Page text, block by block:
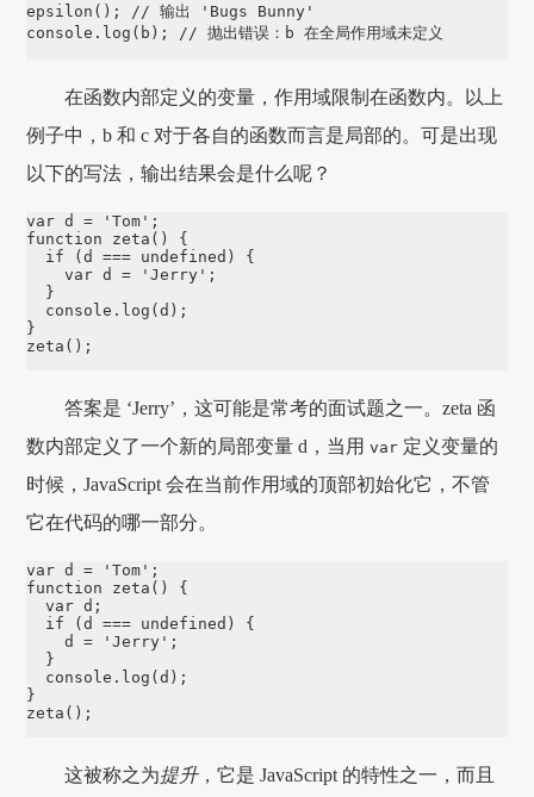
epsilon ();
// 输出 'Bugs Bunny'
console . log (b); // 抛出错误：b 在全局作用域未定义
在函数内部定义的变量，作用域限制在函数内。以上
例子中，b 和 c 对于各自的函数而言是局部的。可是出现
以下的写法，输出结果会是什么呢？
var d = 'Tom '
function
zeta () {
if (d === undefined ) {
var d = 'Jerry ' ;
  }
console . log (d);
zeta ();
答案是 ‘Jerry’，这可能是常考的面试题之一。zeta 函
数内部定义了一个新的局部变量 d，当用var 定义变量的
时候，JavaScript 会在当前作用域的顶部初始化它，不管
它在代码的哪一部分。
var d = 'Tom '
function
zeta () {
var d;
if (d === undefined ) {
    d
= 'Jerry ' ;
  }
console . log (d);
zeta ();
这被称之为提升，它是 JavaScript 的特性之一，而且